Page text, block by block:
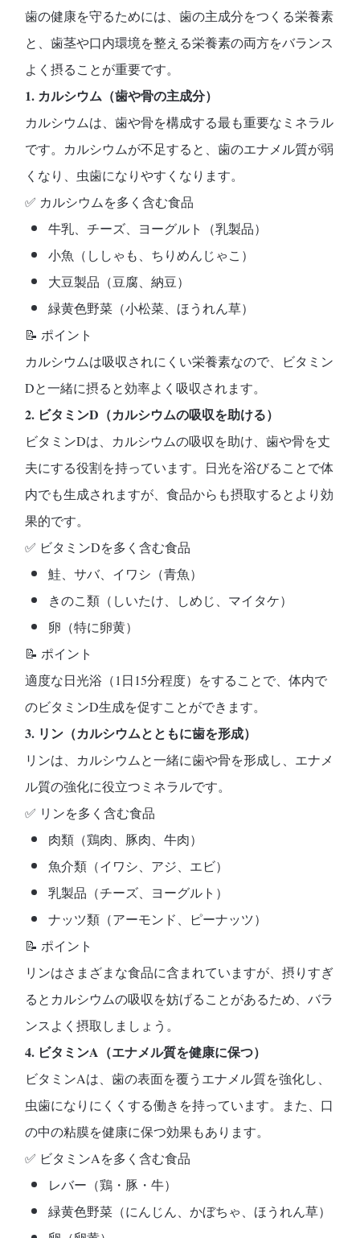
歯の健康を守るためには、歯の主成分をつくる栄養素
と、歯茎や口内環境を整える栄養素の両方をバランス
よく摂ることが重要です。
1. カルシウム（歯や骨の主成分）
カルシウムは、歯や骨を構成する最も重要なミネラル
です。カルシウムが不足すると、歯のエナメル質が弱
くなり、虫歯になりやすくなります。
✅ カルシウムを多く含む食品
牛乳、チーズ、ヨーグルト（乳製品）
小魚（ししゃも、ちりめんじゃこ）
大豆製品（豆腐、納豆）
緑黄色野菜（小松菜、ほうれん草）
📝 ポイント
カルシウムは吸収されにくい栄養素なので、ビタミン
Dと一緒に摂ると効率よく吸収されます。
2. ビタミンD（カルシウムの吸収を助ける）
ビタミンDは、 カルシウムの吸収を助け、歯や骨を丈
夫にする役割を持っています。日光を浴びることで体
内でも生成されますが、食品からも摂取するとより効
果的です。
✅ ビタミンDを多く含む食品
鮭、サバ、イワシ（青魚）
きのこ類（しいたけ、しめじ、マイタケ）
卵（特に卵黄）
📝 ポイント
適度な日光浴（1日15分程度）をすることで、体内で
のビタミンD生成を促すことができます。
3. リン（カルシウムとともに歯を形成）
リンは、カルシウムと一緒に歯や骨を形成し、 エナメ
ル質の強化に役立つ ミネラルです。
✅ リンを多く含む食品
肉類（鶏肉、豚肉、牛肉）
魚介類（イワシ、アジ、エビ）
乳製品（チーズ、ヨーグルト）
ナッツ類（アーモンド、ピーナッツ）
📝 ポイント
リンはさまざまな食品に含まれていますが、摂りすぎ
るとカルシウムの吸収を妨げることがあるため、バラ
ンスよく摂取しましょう。
4. ビタミンA（エナメル質を健康に保つ）
ビタミンAは、歯の表面を覆うエナメル質を強化し、
虫歯になりにくくする働きを持っています。また、口
の中の粘膜を健康に保つ効果もあります。
✅ ビタミンAを多く含む食品
レバー（鶏・豚・牛）
緑黄色野菜（にんじん、かぼちゃ、ほうれん草）